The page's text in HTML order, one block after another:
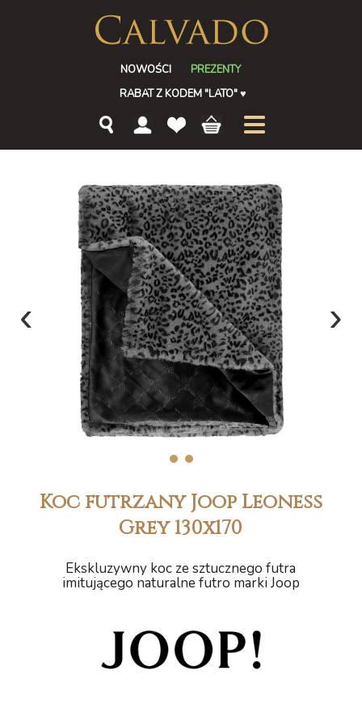
NOWOŚCI
PREZENTY
RABAT Z KODEM "LATO"♥
‹ ›
1 2
Koc futrzany Joop Leoness
Grey 130x170
Ekskluzywny koc ze sztucznego futra
imitującego naturalne futro marki Joop